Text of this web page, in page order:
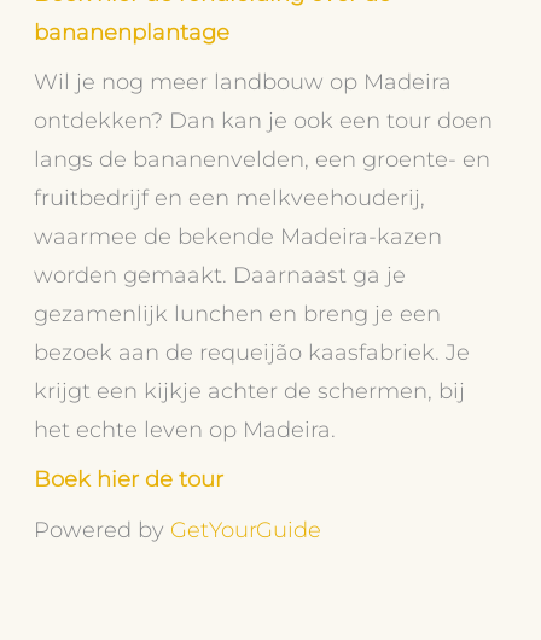
bananenplantage
Wil je nog meer landbouw op Madeira
ontdekken? Dan kan je ook een tour doen
langs de bananenvelden, een groente- en
fruitbedrijf en een melkveehouderij,
waarmee de bekende Madeira-kazen
worden gemaakt. Daarnaast ga je
gezamenlijk lunchen en breng je een
bezoek aan de requeijão kaasfabriek. Je
krijgt een kijkje achter de schermen, bij
het echte leven op Madeira.
Boek hier de tour
Powered by GetYourGuide